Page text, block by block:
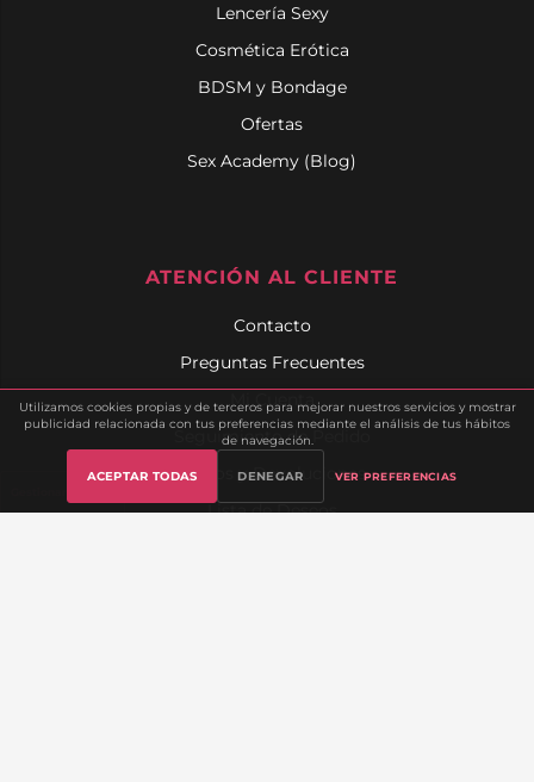
Utilizamos cookies propias y de terceros para mejorar nuestros servicios y mostrar
publicidad relacionada con tus preferencias mediante el análisis de tus hábitos
de navegación.
ACEPTAR TODAS DENEGAR VER PREFERENCIAS
Lencería Sexy
Cosmética Erótica
BDSM y Bondage
Ofertas
Sex Academy (Blog)
ATENCIÓN AL CLIENTE
Contacto
Preguntas Frecuentes
Mi Cuenta
Seguimiento de Pedido
Envíos y Devoluciones
Lista de Deseos